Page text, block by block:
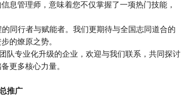
息管理师，意味着您不仅掌握了一项热门技能，
同行者与赋能者。我们更期待与全国志同道合的
的燎原之势。
队专业化升级的企业，欢迎与我们联系，共同探讨
更多核心力量。
推广